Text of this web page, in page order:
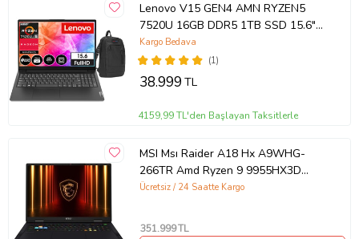
Lenovo V15 GEN4 AMN RYZEN5
7520U 16GB DDR5 1TB SSD 15.6"
Dos FHD Dizüstü Bilgisayar
882YU00QYTX03+ZettaÇanta
(1)
Kargo Bedava
38.999TL
4159,99 TL'den Başlayan Taksitlerle
MSI Msı Raider A18 Hx A9WHG-
266TR Amd Ryzen 9 9955HX3D
64GB Ram Ddr5 2tb SSD Rtx 5070
Windows 11 Pro K42
Ücretsiz / 24 Saatte Kargo
351.999TL